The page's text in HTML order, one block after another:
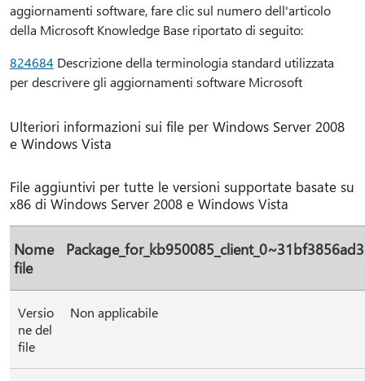
aggiornamenti software, fare clic sul numero dell'articolo
della Microsoft Knowledge Base riportato di seguito:
824684 Descrizione della terminologia standard utilizzata
per descrivere gli aggiornamenti software Microsoft
Ulteriori informazioni sui file per Windows Server 2008
e Windows Vista
File aggiuntivi per tutte le versioni supportate basate su
x86 di Windows Server 2008 e Windows Vista
Nome
file
Versio
ne del
file
Non applicabile